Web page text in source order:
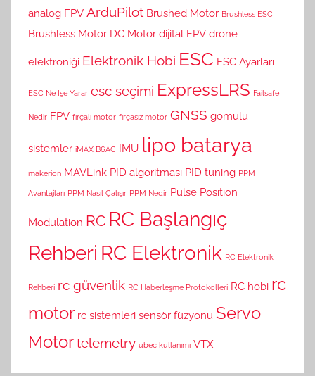
analog FPV ArduPilot Brushed Motor Brushless ESC
Brushless Motor DC Motor dijital FPV drone
elektroniği Elektronik Hobi ESC ESC Ayarları
ESC Ne İşe Yarar esc seçimi ExpressLRS Failsafe
Nedir FPV fırçalı motor fırçasız motor GNSS gömülü
sistemler iMAX B6AC IMU lipo batarya
makerion MAVLink PID algoritması PID tuning PPM
Avantajları PPM Nasıl Çalışır PPM Nedir Pulse Position
Modulation RC RC Başlangıç
Rehberi RC Elektronik RC Elektronik
Rehberi rc güvenlik RC Haberleşme Protokolleri RC hobi rc
motor rc sistemleri sensör füzyonu Servo
Motortelemetry ubec kullanımı VTX